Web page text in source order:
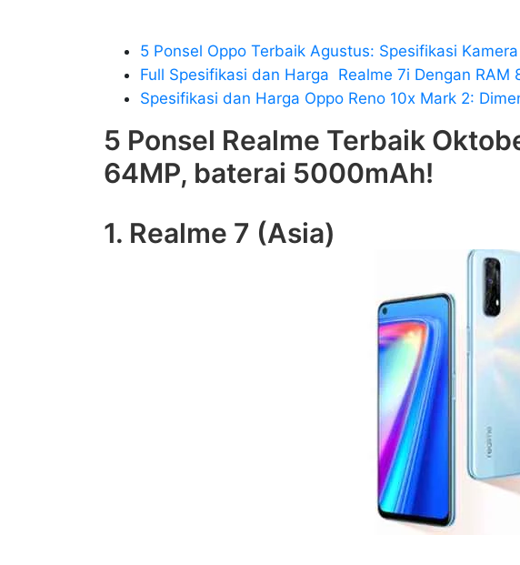
5 Ponsel Oppo Terbaik Agustus: Spesifikasi
Full Spesifikasi dan Harga Realme 7i Dengan RAM
Spesifikasi dan Harga Oppo Reno 10x Mark 2:
5 Ponsel Realme Terbaik
64MP, baterai 5000mAh!
1. Realme 7 (Asia)